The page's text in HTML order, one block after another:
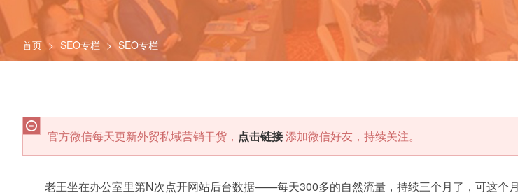
首页 > SEO专栏 > SEO专栏
官方微信每天更新外贸私域营销干货， 点击链接添加微信好友，持续关注。
老王坐在办公室里第N次点开网站后台数据——每天300多的自然流量，持续三个月了，可这个